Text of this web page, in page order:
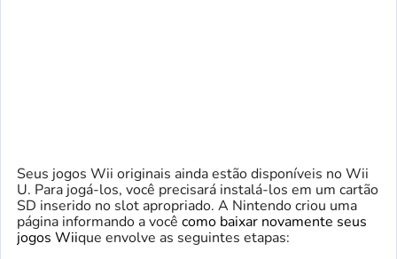
Seus jogos Wii originais ainda estão disponíveis no Wii
U. Para jogá-los, você precisará instalá-los em um cartão
SD inserido no slot apropriado. A Nintendo criou uma
página informando a você como baixar novamente seus
jogos Wiique envolve as seguintes etapas: